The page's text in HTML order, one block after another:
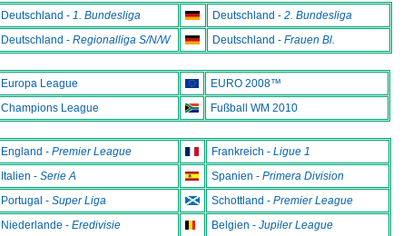
Deutschland - 1. Bundesliga Deutschland - 2. Bundesliga
Deutschland - Regionalliga S/N/W Deutschland - Frauen Bl.
Europa League
EURO 2008™
Champions League
Fußball WM 2010
England - Premier League Frankreich - Ligue 1
Italien - Serie A Spanien - Primera Division
Portugal - Super Liga Schottland - Premier League
Niederlande - Eredivisie Belgien - Jupiler League